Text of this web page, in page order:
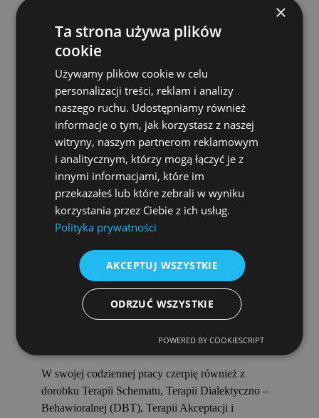
doświadczające straty i będące w żałobie (śmierć
bliskiej osoby, poronienie, utrata dziecka) oraz w
sytuacji niepłodności, poddające się procedurze in
vitro.
Specjalizuję się w pracy z osobami
neuroróżnorodnymi, szczególnie w diagnozie i
terapii ADHD.
Jak pracuję?
Pracuję w nurcie poznawczo–behawioralnym,
opierając się na metodach o potwierdzonej
potrzeb pacjenta. Kluczowa jest dla mnie relacja
terapeutyczna – oparta na empatii, autentyczności i
poczuciu bezpieczeństwa. W terapii łączę strukturę i
konkret z uważnością na emocje, doświadczenia
zmianie i poprawie jakości życia.
W swojej codziennej pracy czerpię również z
dorobku Terapii Schematu, Terapii Dialektyczno –
Behawioralnej (DBT), Terapii Akceptacji i
×
Ta strona używa plików
cookie
Używamy plików cookie w celu
personalizacji treści, reklam i analizy
naszego ruchu. Udostępniamy również
informacje o tym, jak korzystasz z naszej
witryny, naszym partnerom reklamowym
i analitycznym, którzy mogą łączyć je z
innymi informacjami, które im
przekazałeś lub które zebrali w wyniku
korzystania przez Ciebie z ich usług.
Polityka prywatności
AKCEPTUJ WSZYSTKIE
ODRZUĆ WSZYSTKIE
POWERED BY COOKIESCRIPT